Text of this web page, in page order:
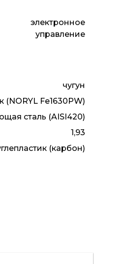
электронное
управление
чугун
(NORYL Fe1630PW)
сталь (AISI420)
1,93
(карбон)